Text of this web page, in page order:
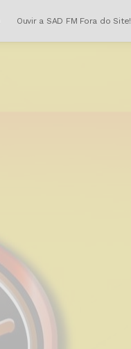
Ouvir a SAD FM Fora do Site!